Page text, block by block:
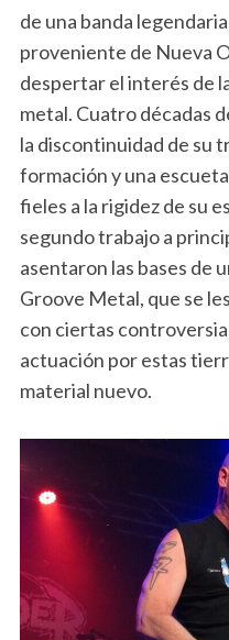
de una banda
proveniente de Nueva
despertar el interés de
metal. Cuatro décadas
la discontinuidad de su
formación y una
fieles a la rigidez de su
segundo trabajo a
asentaron las bases de
Groove Metal, que se
con ciertas
actuación por estas
material nuevo.